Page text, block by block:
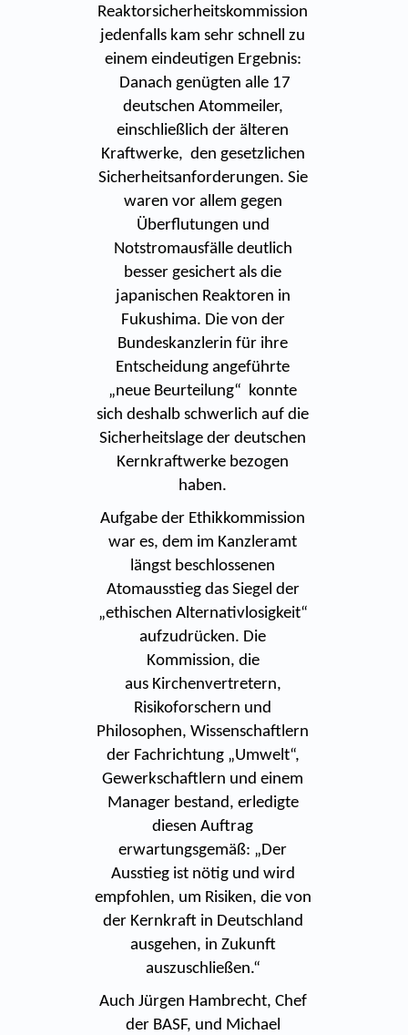
Reaktorsicherheitskommission
jedenfalls kam sehr schnell zu
einem eindeutigen Ergebnis:
Danach genügten alle 17
deutschen Atommeiler,
einschließlich der älteren
Kraftwerke, den gesetzlichen
Sicherheitsanforderungen. Sie
waren vor allem gegen
Überflutungen und
Notstromausfälle deutlich
besser gesichert als die
japanischen Reaktoren in
Fukushima. Die von der
Bundeskanzlerin für ihre
Entscheidung angeführte
„neue Beurteilung“ konnte
sich deshalb schwerlich auf die
Sicherheitslage der deutschen
Kernkraftwerke bezogen
haben.
Aufgabe der Ethikkommission
war es, dem im Kanzleramt
längst beschlossenen
Atomausstieg das Siegel der
„ethischen Alternativlosigkeit“
aufzudrücken. Die
Kommission, die
aus Kirchenvertretern,
Risikoforschern und
Philosophen, Wissenschaftlern
der Fachrichtung „Umwelt“,
Gewerkschaftlern und einem
Manager bestand, erledigte
diesen Auftrag
erwartungsgemäß: „Der
Ausstieg ist nötig und wird
empfohlen, um Risiken, die von
der Kernkraft in Deutschland
ausgehen, in Zukunft
auszuschließen.“
Auch Jürgen Hambrecht, Chef
der BASF, und Michael